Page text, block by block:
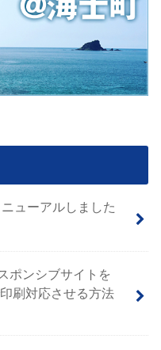
ューアルしました
ポンシブサイトを
刷対応させる方法